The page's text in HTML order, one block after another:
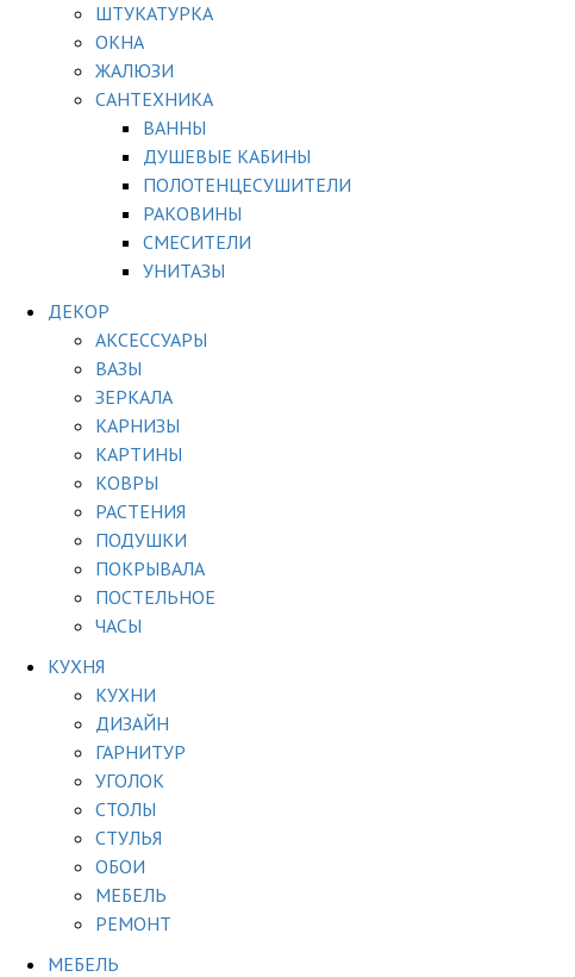
ШТУКАТУРКА
ОКНА
ЖАЛЮЗИ
САНТЕХНИКА
ВАННЫ
ДУШЕВЫЕ КАБИНЫ
ПОЛОТЕНЦЕСУШИТЕЛИ
РАКОВИНЫ
СМЕСИТЕЛИ
УНИТАЗЫ
ДЕКОР
АКСЕССУАРЫ
ВАЗЫ
ЗЕРКАЛА
КАРНИЗЫ
КАРТИНЫ
КОВРЫ
РАСТЕНИЯ
ПОДУШКИ
ПОКРЫВАЛА
ПОСТЕЛЬНОЕ
ЧАСЫ
КУХНЯ
КУХНИ
ДИЗАЙН
ГАРНИТУР
УГОЛОК
СТОЛЫ
СТУЛЬЯ
ОБОИ
МЕБЕЛЬ
РЕМОНТ
МЕБЕЛЬ